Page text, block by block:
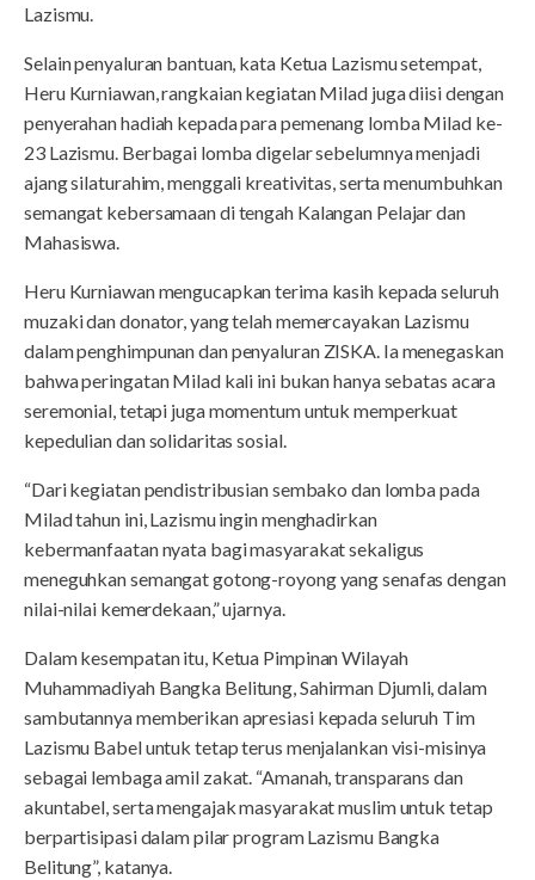
Lazismu.
Selain penyaluran bantuan, kata Ketua Lazismu setempat,
Heru Kurniawan, rangkaian kegiatan Milad juga diisi dengan
penyerahan hadiah kepada para pemenang lomba Milad ke-
23 Lazismu. Berbagai lomba digelar sebelumnya menjadi
ajang silaturahim, menggali kreativitas, serta menumbuhkan
semangat kebersamaan di tengah Kalangan Pelajar dan
Mahasiswa.
Heru Kurniawan mengucapkan terima kasih kepada seluruh
muzaki dan donator, yang telah memercayakan Lazismu
dalam penghimpunan dan penyaluran ZISKA. Ia menegaskan
bahwa peringatan Milad kali ini bukan hanya sebatas acara
seremonial, tetapi juga momentum untuk memperkuat
kepedulian dan solidaritas sosial.
“Dari kegiatan pendistribusian sembako dan lomba pada
Milad tahun ini, Lazismu ingin menghadirkan
kebermanfaatan nyata bagi masyarakat sekaligus
meneguhkan semangat gotong-royong yang senafas dengan
nilai-nilai kemerdekaan,” ujarnya.
Dalam kesempatan itu, Ketua Pimpinan Wilayah
Muhammadiyah Bangka Belitung, Sahirman Djumli, dalam
sambutannya memberikan apresiasi kepada seluruh Tim
Lazismu Babel untuk tetap terus menjalankan visi-misinya
sebagai lembaga amil zakat. “Amanah, transparans dan
akuntabel, serta mengajak masyarakat muslim untuk tetap
berpartisipasi dalam pilar program Lazismu Bangka
Belitung”, katanya.